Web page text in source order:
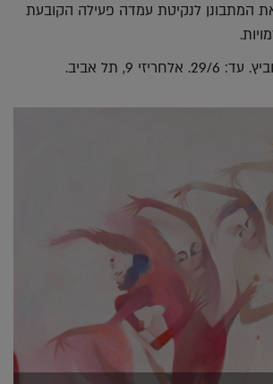
את המתבונן לנקיטת עמדה פעילה הקובעת
9, תל אביב.